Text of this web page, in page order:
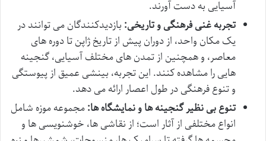
آسیایی به دست آورند.
تجربه غنی فرهنگی و تاریخی: بازدیدکنندگان می توانند در
یک مکان واحد، از دوران پیش از تاریخ ژاپن تا دوره های
معاصر، و همچنین از تمدن های مختلف آسیایی، گنجینه
هایی را مشاهده کنند. این تجربه، بینشی عمیق از پیوستگی
و تنوع فرهنگی در طول اعصار ارائه می دهد.
تنوع بی نظیر گنجینه ها و نمایشگاه ها:مجموعه موزه شامل
انواع مختلفی از آثار است؛ از نقاشی ها، خوشنویسی ها و